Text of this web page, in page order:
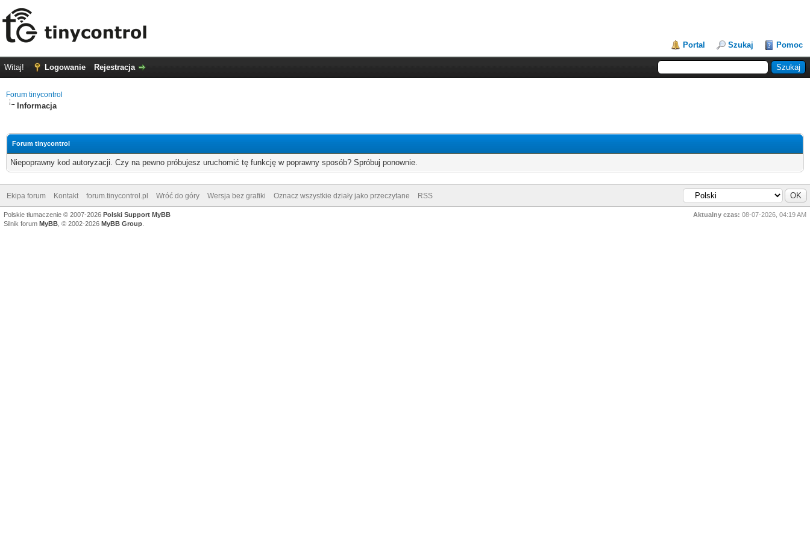
Portal Szukaj Pomoc
Witaj! Logowanie Rejestracja
Forum tinycontrol
Informacja
Forum tinycontrol
Niepoprawny kod autoryzacji. Czy na pewno próbujesz uruchomić tę funkcję w poprawny sposób? Spróbuj ponownie.
Ekipa forum Kontakt forum.tinycontrol.pl Wróć do góry Wersja bez grafiki Oznacz wszystkie działy jako przeczytane RSS
Aktualny czas: 08-07-2026, 04:19 AM
Polskie tłumaczenie © 2007-2026 Polski Support MyBB
Silnik forum MyBB , © 2002-2026 MyBB Group